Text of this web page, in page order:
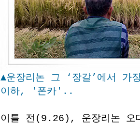
▲운장리논 그 ‘장갈’에서
이하, '폰카'..
이틀 전(9.26), 운장리논 오